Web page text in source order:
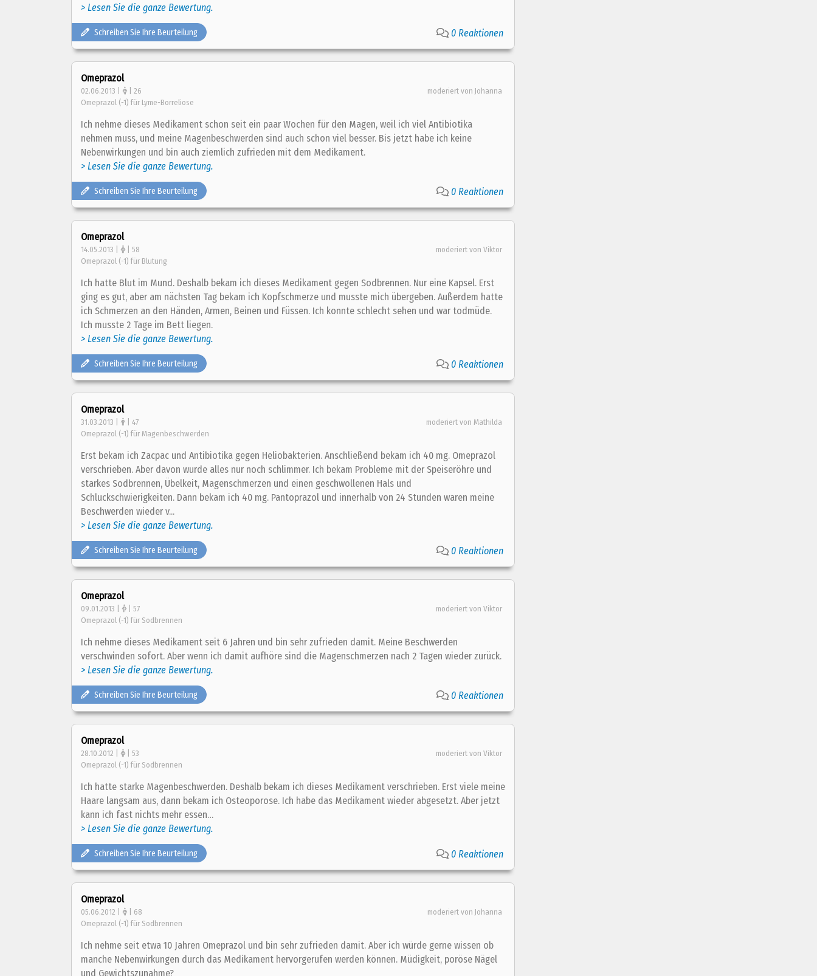
> Lesen Sie die ganze Bewertung.
Schreiben Sie Ihre Beurteilung 0 Reaktionen
Omeprazol
02.06.2013 | | 26
moderiert von Johanna
Omeprazol (-1) für Lyme-Borreliose
Ich nehme dieses Medikament schon seit ein paar Wochen für den Magen, weil ich viel Antibiotika
nehmen muss, und meine Magenbeschwerden sind auch schon viel besser. Bis jetzt habe ich keine
Nebenwirkungen und bin auch ziemlich zufrieden mit dem Medikament.
> Lesen Sie die ganze Bewertung.
Schreiben Sie Ihre Beurteilung 0 Reaktionen
Omeprazol
14.05.2013 | | 58
moderiert von Viktor
Omeprazol (-1) für Blutung
Ich hatte Blut im Mund. Deshalb bekam ich dieses Medikament gegen Sodbrennen. Nur eine Kapsel. Erst
ging es gut, aber am nächsten Tag bekam ich Kopfschmerze und musste mich übergeben. Außerdem hatte
ich Schmerzen an den Händen, Armen, Beinen und Füssen. Ich konnte schlecht sehen und war todmüde.
Ich musste 2 Tage im Bett liegen.
> Lesen Sie die ganze Bewertung.
Schreiben Sie Ihre Beurteilung 0 Reaktionen
Omeprazol
31.03.2013 | | 47
moderiert von Mathilda
Omeprazol (-1) für Magenbeschwerden
Erst bekam ich Zacpac und Antibiotika gegen Heliobakterien. Anschließend bekam ich 40 mg. Omeprazol
verschrieben. Aber davon wurde alles nur noch schlimmer. Ich bekam Probleme mit der Speiseröhre und
starkes Sodbrennen, Übelkeit, Magenschmerzen und einen geschwollenen Hals und
Schluckschwierigkeiten. Dann bekam ich 40 mg. Pantoprazol und innerhalb von 24 Stunden waren meine
Beschwerden wieder v...
> Lesen Sie die ganze Bewertung.
Schreiben Sie Ihre Beurteilung 0 Reaktionen
Omeprazol
09.01.2013 | | 57
moderiert von Viktor
Omeprazol (-1) für Sodbrennen
Ich nehme dieses Medikament seit 6 Jahren und bin sehr zufrieden damit. Meine Beschwerden
verschwinden sofort. Aber wenn ich damit aufhöre sind die Magenschmerzen nach 2 Tagen wieder zurück.
> Lesen Sie die ganze Bewertung.
Schreiben Sie Ihre Beurteilung 0 Reaktionen
Omeprazol
28.10.2012 | | 53
moderiert von Viktor
Omeprazol (-1) für Sodbrennen
Ich hatte starke Magenbeschwerden. Deshalb bekam ich dieses Medikament verschrieben. Erst viele meine
Haare langsam aus, dann bekam ich Osteoporose. Ich habe das Medikament wieder abgesetzt. Aber jetzt
kann ich fast nichts mehr essen…
> Lesen Sie die ganze Bewertung.
Schreiben Sie Ihre Beurteilung 0 Reaktionen
Omeprazol
05.06.2012 | | 68
moderiert von Johanna
Omeprazol (-1) für Sodbrennen
Ich nehme seit etwa 10 Jahren Omeprazol und bin sehr zufrieden damit. Aber ich würde gerne wissen ob
manche Nebenwirkungen durch das Medikament hervorgerufen werden können. Müdigkeit, poröse Nägel
und Gewichtszunahme?